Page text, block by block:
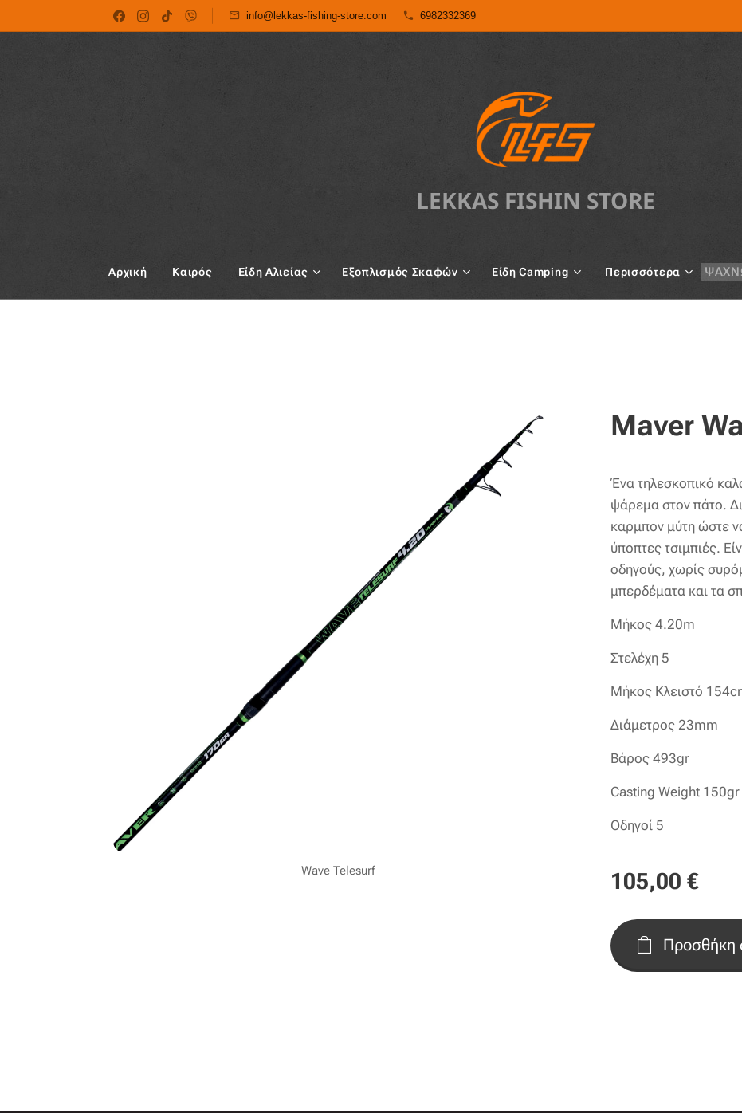
info@lekkas-fishing-store.com 6982332369
LEKKAS FISHIN STORE
Αρχική Καιρός Είδη Αλιείας Εξoπλισμός Σκαφών Είδη Camping Περισσότερα
Maver
Wave Telesurf
Ένα τηλεσκοπικό
ψάρεμα στον πάτο.
καρμπον μύτη ώστε
ύποπτες τσιμπιές.
οδηγούς, χωρίς
μπερδέματα και τα
Μήκος 4.20m
Στελέχη 5
Μήκος Κλειστό
Διάμετρος 23mm
Βάρος 493gr
Casting Weight 150gr
Οδηγοί 5
105,00 €
Προσθήκη